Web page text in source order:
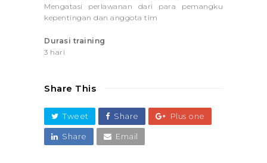
Mengatasi perlawanan dari para pemangku
kepentingan dan anggota tim
Durasi training
3 hari
Share This
Tweet Share Plus one
Share Email